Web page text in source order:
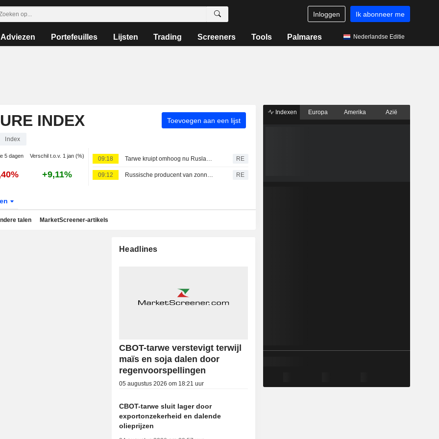
Inloggen Ik abonneer me
Adviezen Portefeuilles Lijsten Trading Screeners Tools Palmares Nederlandse Editie
INDEX Toevoegen aan een lijst
Index
5 dagen Verschil t.o.v. 1 jan (%)
+9,11%
09:18 Tarwe kruipt omhoog nu Rusland en Oekraïne elkaars export verstoren RE
09:12 Russische producent van zonnebloemolie Efko legt terminal aan Zwarte Zee stil na Oekraïense droneaanval RE
talen MarketScreener-artikels
Headlines
CBOT-tarwe verstevigt terwijl
maïs en soja dalen door
regenvoorspellingen
05 augustus 2026 om 18:21 uur
CBOT-tarwe sluit lager door
exportonzekerheid en dalende
olieprijzen
Indexen Europa Amerika Azië